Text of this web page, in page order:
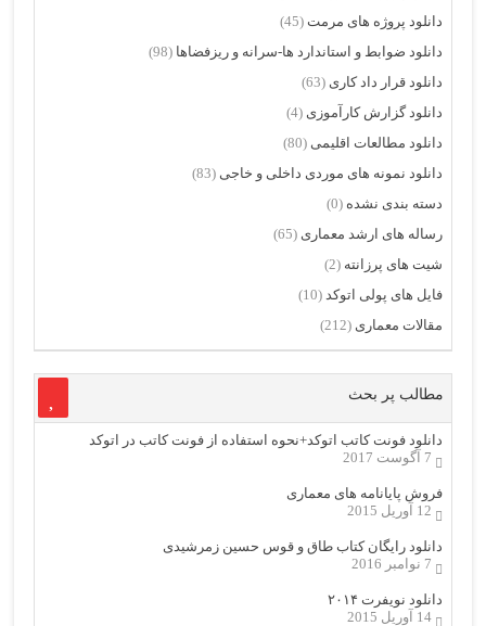
دانلود پروژه های مرمت (45)
دانلود ضوابط و استاندارد ها-سرانه و ریزفضاها (98)
دانلود قرار داد کاری (63)
دانلود گزارش کارآموزی (4)
دانلود مطالعات اقلیمی (80)
دانلود نمونه های موردی داخلی و خاجی (83)
دسته بندی نشده (0)
رساله های ارشد معماری (65)
شیت های پرزانته (2)
فایل های پولی اتوکد (10)
مقالات معماری (212)
مطالب پر بحث
دانلود فونت کاتب اتوکد+نحوه استفاده از فونت کاتب در اتوکد
7 آگوست 2017
فروش پایانامه های معماری
12 آوریل 2015
دانلود رایگان کتاب طاق و قوس حسین زمرشیدی
7 نوامبر 2016
دانلود نویفرت ۲۰۱۴
14 آوریل 2015